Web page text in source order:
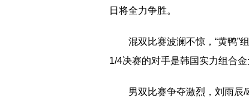
日将全力争胜。
混双比赛波澜不惊，“黄鸭”
1/4决赛的对手是韩国实力组合金
男双比赛争夺激烈，刘雨辰/